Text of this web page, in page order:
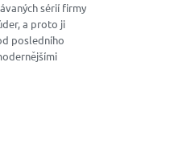
sérií firmy
a proto ji
posledního